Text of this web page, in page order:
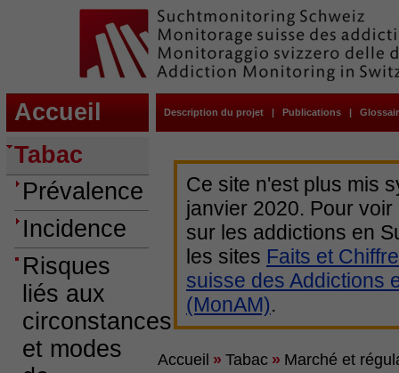
Accueil Description du projet | Publications |
Tabac
Prévalence
Incidence
Risques
liés aux
circonstances
et modes
Ce site n'est plus mis
janvier 2020. Pour
sur les addictions en
les sites Faits et
suisse des Addictions
(MonAM).
Accueil » Tabac » Marché et